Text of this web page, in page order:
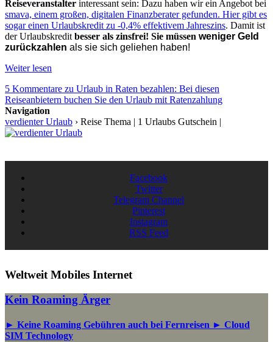
Reiseveranstalter interessant sein: Dazu haben wir ein Angebot bei
smava, einem großen, digitalen Finanzberater gefunden. Hier gibt es
sogar einen Urlaubskredit zu -0,4% effektivem Jahreszins. Damit ist
der Urlaubskredit besser als zinsfrei! Sie müssen weniger Geld
zurückzahlen als sie sich geliehen haben!
Weiter lesen
5 Kommentare zu Urlaub in Raten bezahlen: Bei diesen
Reiseanbietern buchen Sie den Urlaub mit Ratenzahlung
Navigation
verdienter Urlaub › Reise Thema | 1 Urlaubs Gutschein |
Facebook
Twitter
Telegram Channel
Pinterest
Instagram
RSS Feed
Weltweit Mobiles Internet
Kein Roaming Ärger
► Keine Roaming Gebühren auch bei Fernreisen ► Cloud
SIM Technology